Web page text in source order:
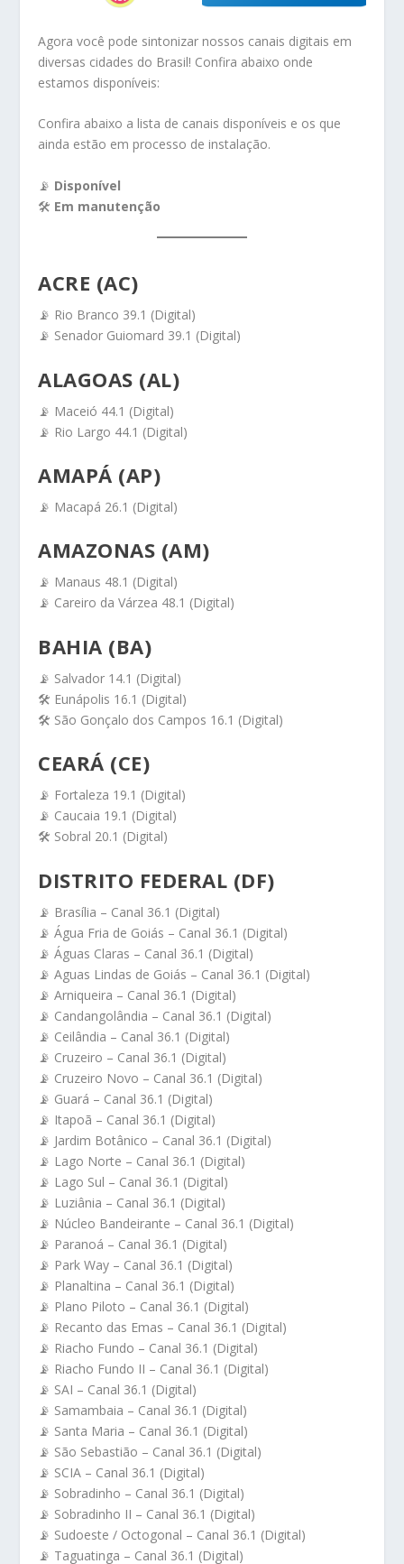
Agora você pode sintonizar nossos canais digitais em
diversas cidades do Brasil! Confira abaixo onde
estamos disponíveis:
Confira abaixo a lista de canais disponíveis e os que
ainda estão em processo de instalação.
📡 Disponível
🛠️ Em manutenção
ACRE (AC)
📡 Rio Branco 39.1 (Digital)
📡 Senador Guiomard 39.1 (Digital)
ALAGOAS (AL)
📡 Maceió 44.1 (Digital)
📡 Rio Largo 44.1 (Digital)
AMAPÁ (AP)
📡 Macapá 26.1 (Digital)
AMAZONAS (AM)
📡 Manaus 48.1 (Digital)
📡 Careiro da Várzea 48.1 (Digital)
BAHIA (BA)
📡 Salvador 14.1 (Digital)
🛠️ Eunápolis 16.1 (Digital)
🛠️ São Gonçalo dos Campos 16.1 (Digital)
CEARÁ (CE)
📡 Fortaleza 19.1 (Digital)
📡 Caucaia 19.1 (Digital)
🛠️ Sobral 20.1 (Digital)
DISTRITO FEDERAL (DF)
📡 Brasília – Canal 36.1 (Digital)
📡 Água Fria de Goiás – Canal 36.1 (Digital)
📡 Águas Claras – Canal 36.1 (Digital)
📡 Aguas Lindas de Goiás – Canal 36.1 (Digital)
📡 Arniqueira – Canal 36.1 (Digital)
📡 Candangolândia – Canal 36.1 (Digital)
📡 Ceilândia – Canal 36.1 (Digital)
📡 Cruzeiro – Canal 36.1 (Digital)
📡 Cruzeiro Novo – Canal 36.1 (Digital)
📡 Guará – Canal 36.1 (Digital)
📡 Itapoã – Canal 36.1 (Digital)
📡 Jardim Botânico – Canal 36.1 (Digital)
📡 Lago Norte – Canal 36.1 (Digital)
📡 Lago Sul – Canal 36.1 (Digital)
📡 Luziânia – Canal 36.1 (Digital)
📡 Núcleo Bandeirante – Canal 36.1 (Digital)
📡 Paranoá – Canal 36.1 (Digital)
📡 Park Way – Canal 36.1 (Digital)
📡 Planaltina – Canal 36.1 (Digital)
📡 Plano Piloto – Canal 36.1 (Digital)
📡 Recanto das Emas – Canal 36.1 (Digital)
📡 Riacho Fundo – Canal 36.1 (Digital)
📡 Riacho Fundo II – Canal 36.1 (Digital)
📡 SAI – Canal 36.1 (Digital)
📡 Samambaia – Canal 36.1 (Digital)
📡 Santa Maria – Canal 36.1 (Digital)
📡 São Sebastião – Canal 36.1 (Digital)
📡 SCIA – Canal 36.1 (Digital)
📡 Sobradinho – Canal 36.1 (Digital)
📡 Sobradinho II – Canal 36.1 (Digital)
📡 Sudoeste / Octogonal – Canal 36.1 (Digital)
📡 Taguatinga – Canal 36.1 (Digital)